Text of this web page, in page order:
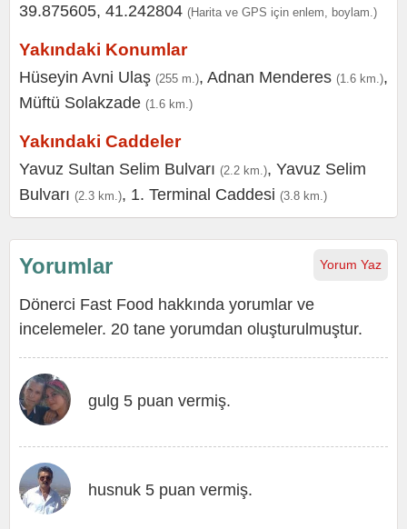
39.875605, 41.242804 (Harita ve GPS için enlem, boylam.)
Yakındaki Konumlar
Hüseyin Avni Ulaş (255 m.), Adnan Menderes (1.6 km.),
Müftü Solakzade (1.6 km.)
Yakındaki Caddeler
Yavuz Sultan Selim Bulvarı (2.2 km.), Yavuz Selim
Bulvarı (2.3 km.), 1. Terminal Caddesi (3.8 km.)
Yorum Yaz
Yorumlar
Dönerci Fast Food hakkında yorumlar ve
incelemeler. 20 tane yorumdan oluşturulmuştur.
gulg 5 puan vermiş.
husnuk 5 puan vermiş.